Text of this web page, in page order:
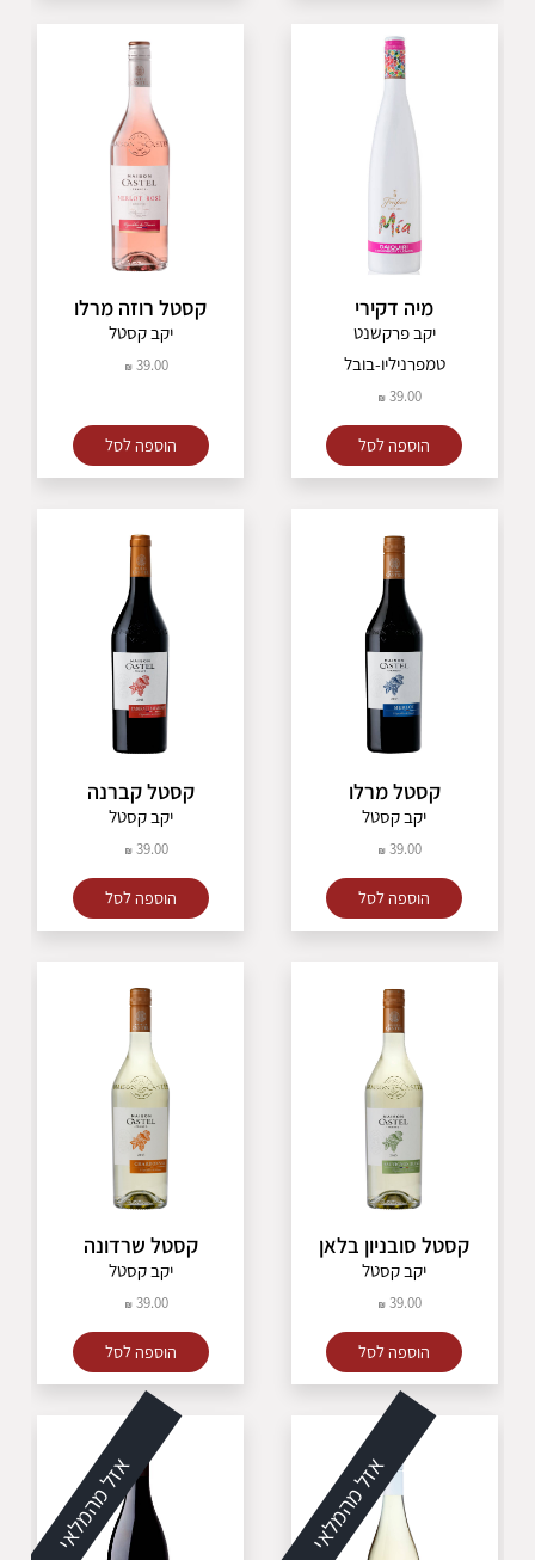
מיה דקירי
יקב פרקשנט
טמפרניליו-בובל
39.00
הוספה לסל
קסטל רוזה מרלו
יקב קסטל
39.00
הוספה לסל
קסטל מרלו
יקב קסטל
39.00
הוספה לסל
קסטל קברנה
יקב קסטל
39.00
הוספה לסל
קסטל סובניון בלאן
יקב קסטל
39.00
הוספה לסל
קסטל שרדונה
יקב קסטל
39.00
הוספה לסל
אזל מהמלאי אזל מהמלאי